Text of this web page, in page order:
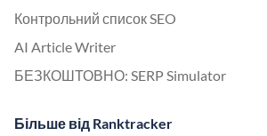
Контрольний список SEO
AI Article Writer
БЕЗКОШТОВНО: SERP Simulator
Більше від Ranktracker